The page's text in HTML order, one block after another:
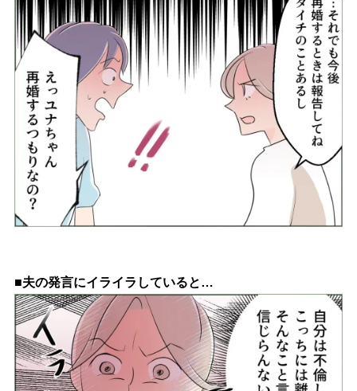
■夫の発言にイライラしていると…